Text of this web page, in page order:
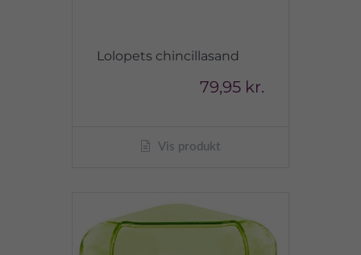
Lolopets chincillasand
79,95 kr.
Vis produkt